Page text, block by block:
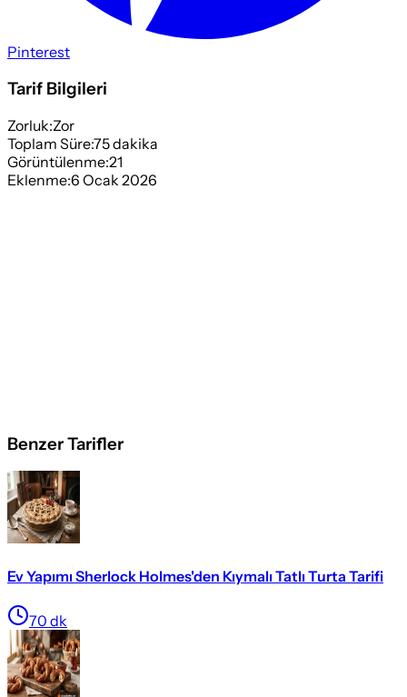
Pinterest
Tarif Bilgileri
Zorluk:Zor
Toplam Süre:75dakika
Görüntülenme:21
Eklenme:6 Ocak 2026
Benzer Tarifler
Ev Yapımı Sherlock Holmes'den Kıymalı Tatlı Turta Tarifi
70 dk